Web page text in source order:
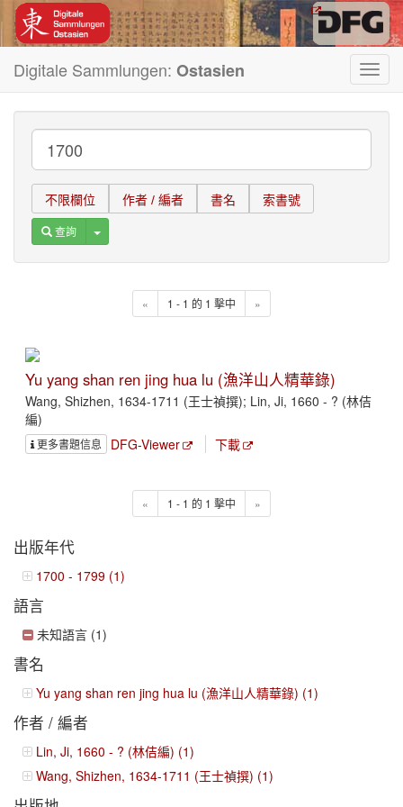
Digitale Sammlungen: Ostasien
不限欄位 作者 / 編者 書名 索書號
查詢 Toggle Dropdown
« 1 - 1 的 1 擊中 »
Yu yang shan ren jing hua lu (漁洋山人精華錄)
Wang, Shizhen, 1634-1711 (王士禎撰); Lin, Ji, 1660 - ? (林佶
編)
更多書題信息 DFG-Viewer 下載
« 1 - 1 的 1 擊中 »
出版年代
1700 - 1799 (1)
語言
未知語言 (1)
書名
Yu yang shan ren jing hua lu (漁洋山人精華錄) (1)
作者 / 編者
Lin, Ji, 1660 - ? (林佶編) (1)
Wang, Shizhen, 1634-1711 (王士禎撰) (1)